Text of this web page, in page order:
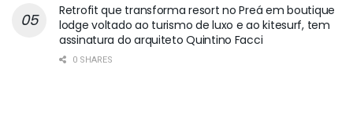
Retrofit que transforma resort no Preá em boutique
lodge voltado ao turismo de luxo e ao kitesurf, tem
assinatura do arquiteto Quintino Facci
0 SHARES